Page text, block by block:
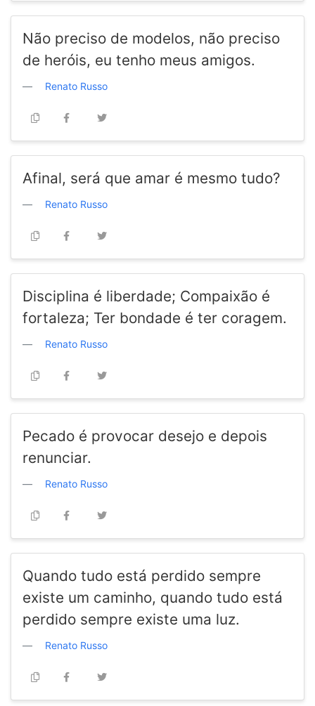
Não preciso de modelos, não preciso
de heróis, eu tenho meus amigos.
Renato Russo
Afinal, será que amar é mesmo tudo?
Renato Russo
Disciplina é liberdade; Compaixão é
fortaleza; Ter bondade é ter coragem.
Renato Russo
Pecado é provocar desejo e depois
renunciar.
Renato Russo
Quando tudo está perdido sempre
existe um caminho, quando tudo está
perdido sempre existe uma luz.
Renato Russo